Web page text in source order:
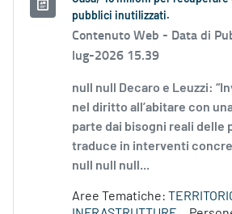
pubblici inutilizzati.
Contenuto Web - Data di
lug-2026 15.39
null null Decaro e Leuzzi:
nel diritto all’abitare con
parte dai bisogni reali delle
traduce in interventi
null null null...
Aree Tematiche: